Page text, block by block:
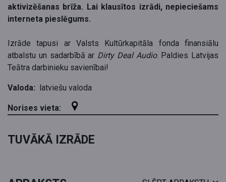
aktivizēšanas brīža. Lai klausītos izrādi, nepieciešams
interneta pieslēgums.
Izrāde tapusi ar Valsts Kultūrkapitāla fonda finansiālu
atbalstu un sadarbībā ar Dirty Deal Audio. Paldies Latvijas
Teātra darbinieku savienībai!
Valoda: latviešu valoda
Norises vieta:
TUVĀKĀ IZRĀDE